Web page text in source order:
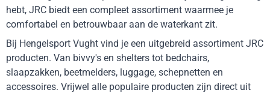
hebt, JRC biedt een compleet assortiment waarmee je
comfortabel en betrouwbaar aan de waterkant zit.
Bij Hengelsport Vught vind je een uitgebreid assortiment JRC
producten. Van bivvy's en shelters tot bedchairs,
slaapzakken, beetmelders, luggage, schepnetten en
accessoires. Vrijwel alle populaire producten zijn direct uit